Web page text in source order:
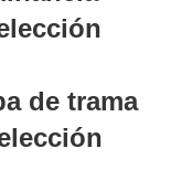
de trama